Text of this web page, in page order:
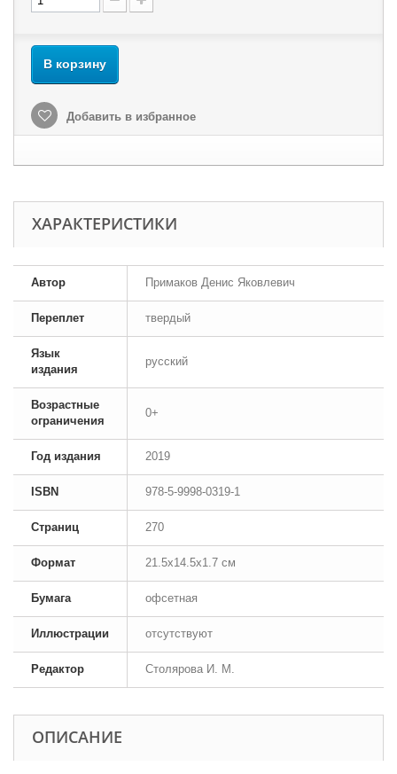
В корзину
Добавить в избранное
ХАРАКТЕРИСТИКИ
Автор Примаков Денис Яковлевич
Переплет твердый
Язык
издания
русский
Возрастные
ограничения
0+
Год издания 2019
ISBN 978-5-9998-0319-1
Страниц 270
Формат 21.5x14.5x1.7 см
Бумага офсетная
Иллюстрации отсутствуют
Редактор Столярова И. М.
ОПИСАНИЕ